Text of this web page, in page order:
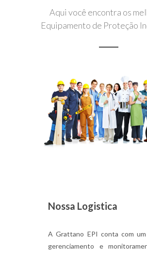
Aqui você encontra os
Equipamento de Proteção
Nossa Logistica
A Grattano EPI conta com
gerenciamento e